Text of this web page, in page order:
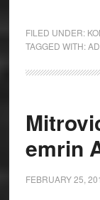
FILED UNDER:
TAGGED WITH:
emrin
FEBRUARY 25,